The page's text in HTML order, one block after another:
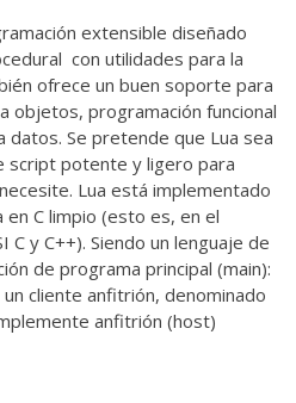
extensible diseñado
con utilidades para la
ofrece un buen soporte para
objetos, programación funcional
datos. Se pretende que Lua sea
script potente y ligero para
Lua está implementado
C limpio (esto es, en el
C y C++). Siendo un lenguaje de
de programa principal (main):
cliente anfitrión, denominado
anfitrión (host)